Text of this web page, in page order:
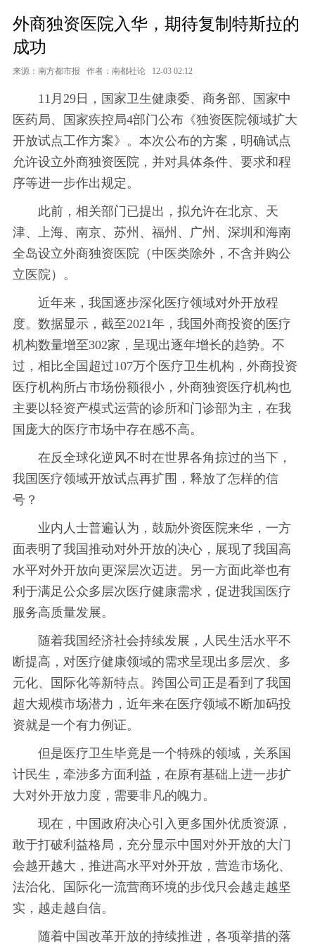
外商独资医院入华，期待复制特斯拉的
成功
来源：南方都市报 作者：南都社论 12-03 02:12
11月29日，国家卫生健康委、商务部、国家中
医药局、国家疾控局4部门公布《独资医院领域扩大
开放试点工作方案》。本次公布的方案，明确试点
允许设立外商独资医院，并对具体条件、要求和程
序等进一步作出规定。
此前，相关部门已提出，拟允许在北京、天
津、上海、南京、苏州、福州、广州、深圳和海南
全岛设立外商独资医院（中医类除外，不含并购公
立医院）。
近年来，我国逐步深化医疗领域对外开放程
度。数据显示，截至2021年，我国外商投资的医疗
机构数量增至302家，呈现出逐年增长的趋势。不
过，相比全国超过107万个医疗卫生机构，外商投资
医疗机构所占市场份额很小，外商独资医疗机构也
主要以轻资产模式运营的诊所和门诊部为主，在我
国庞大的医疗市场中存在感不高。
在反全球化逆风不时在世界各角掠过的当下，
我国医疗领域开放试点再扩围，释放了怎样的信
号？
业内人士普遍认为，鼓励外资医院来华，一方
面表明了我国推动对外开放的决心，展现了我国高
水平对外开放向更深层次迈进。另一方面此举也有
利于满足公众多层次医疗健康需求，促进我国医疗
服务高质量发展。
随着我国经济社会持续发展，人民生活水平不
断提高，对医疗健康领域的需求呈现出多层次、多
元化、国际化等新特点。跨国公司正是看到了我国
超大规模市场潜力，近年来在医疗领域不断加码投
资就是一个有力例证。
但是医疗卫生毕竟是一个特殊的领域，关系国
计民生，牵涉多方面利益，在原有基础上进一步扩
大对外开放力度，需要非凡的魄力。
现在，中国政府决心引入更多国外优质资源，
敢于打破利益格局，充分显示中国对外开放的大门
会越开越大，推进高水平对外开放，营造市场化、
法治化、国际化一流营商环境的步伐只会越走越坚
实，越走越自信。
随着中国改革开放的持续推进，各项举措的落